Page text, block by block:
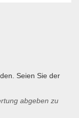
Seien Sie der
abgeben zu